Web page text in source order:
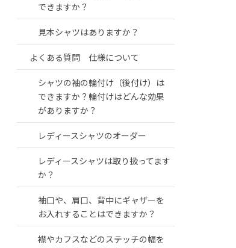
できますか？
見本シャツはありますか？
よくある質問 仕様について
シャツの袖の輪付け（後付け）は
できますか？輪付けはどんな効果
がありますか？
レディースシャツのオーダー
レディースシャツは取り扱ってます
か？
袖口や、肩口、背中にギャザーを
お入れすることはできますか？
襟やカフスなどのステッチの幅を